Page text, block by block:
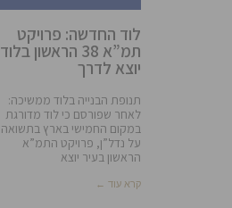
לוד החדשה: פרויקט
תמ”א 38 הראשון בלוד
יוצא לדרך
תנופת הבנייה בלוד ממשיכה:
לאחר שפורסם כי לוד מדורגת
במקום החמישי בארץ בתשואה
על נדל”ן, פרויקט התמ”א
הראשון בעיר יוצא
קרא עוד ←